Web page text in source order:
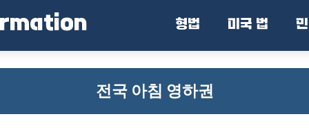
형법 미국 법
전국 아침 영하권